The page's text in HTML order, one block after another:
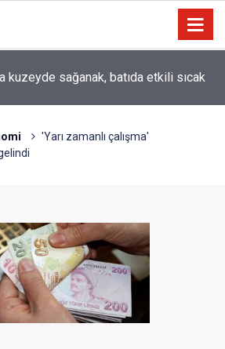
kuzeyde sağanak, batıda etkili sıcak
'Yarı zamanlı çalışma'